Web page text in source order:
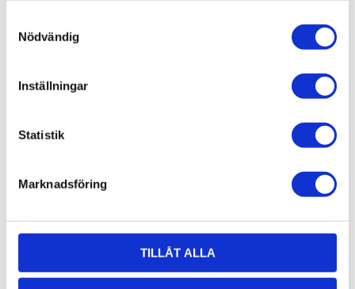
Nödvändig
Inställningar
Statistik
Marknadsföring
TILLÅT ALLA
bearbetning av aluminiumprofiler
för mer